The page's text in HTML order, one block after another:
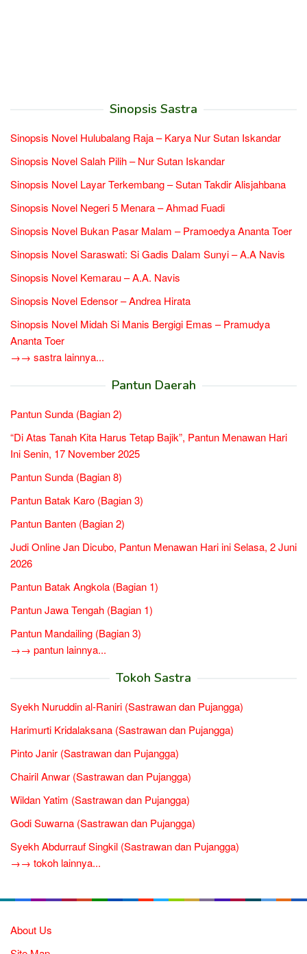
Sinopsis Sastra
Sinopsis Novel Hulubalang Raja – Karya Nur Sutan Iskandar
Sinopsis Novel Salah Pilih – Nur Sutan Iskandar
Sinopsis Novel Layar Terkembang – Sutan Takdir Alisjahbana
Sinopsis Novel Negeri 5 Menara – Ahmad Fuadi
Sinopsis Novel Bukan Pasar Malam – Pramoedya Ananta Toer
Sinopsis Novel Saraswati: Si Gadis Dalam Sunyi – A.A Navis
Sinopsis Novel Kemarau – A.A. Navis
Sinopsis Novel Edensor – Andrea Hirata
Sinopsis Novel Midah Si Manis Bergigi Emas – Pramudya
Ananta Toer
→→ sastra lainnya...
Pantun Daerah
Pantun Sunda (Bagian 2)
“Di Atas Tanah Kita Harus Tetap Bajik”, Pantun Menawan Hari
Ini Senin, 17 November 2025
Pantun Sunda (Bagian 8)
Pantun Batak Karo (Bagian 3)
Pantun Banten (Bagian 2)
Judi Online Jan Dicubo, Pantun Menawan Hari ini Selasa, 2 Juni
2026
Pantun Batak Angkola (Bagian 1)
Pantun Jawa Tengah (Bagian 1)
Pantun Mandailing (Bagian 3)
→→ pantun lainnya...
Tokoh Sastra
Syekh Nuruddin al-Raniri (Sastrawan dan Pujangga)
Harimurti Kridalaksana (Sastrawan dan Pujangga)
Pinto Janir (Sastrawan dan Pujangga)
Chairil Anwar (Sastrawan dan Pujangga)
Wildan Yatim (Sastrawan dan Pujangga)
Godi Suwarna (Sastrawan dan Pujangga)
Syekh Abdurrauf Singkil (Sastrawan dan Pujangga)
→→ tokoh lainnya...
About Us